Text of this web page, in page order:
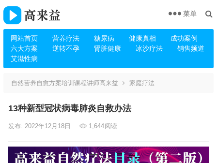
网站首页 营养疗法 糖尿病 健康真相
成功案例
六大方案
逆转不孕 肾脏健康 冰沙疗法
销售频道
艾滋性病
菜单
自然营养自愈方案培训课程讲师高来益 家庭疗法
13种新型冠状病毒肺炎自救办法
发布: 2022年12月18日 1,644阅读